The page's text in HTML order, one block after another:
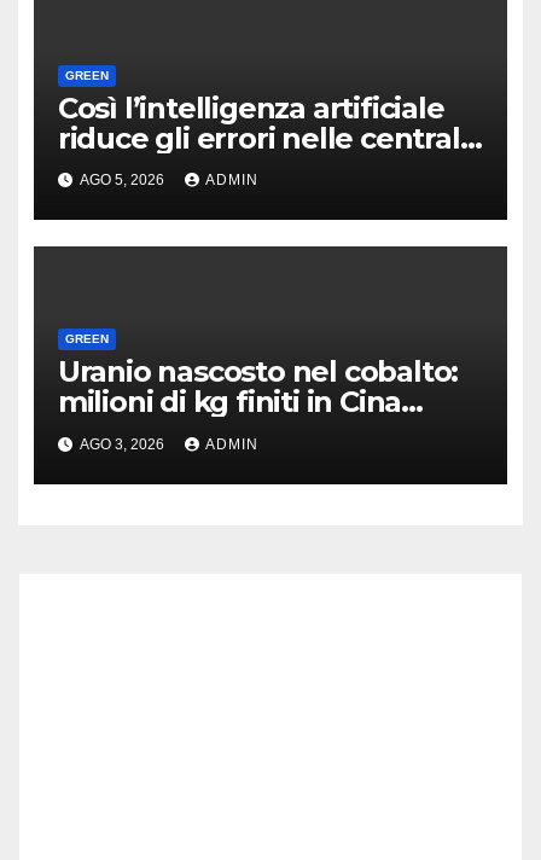
GREEN
Così l’intelligenza artificiale
riduce gli errori nelle centrali
nucleari
AGO 5, 2026 ADMIN
GREEN
Uranio nascosto nel cobalto:
milioni di kg finiti in Cina
senza controlli
AGO 3, 2026 ADMIN